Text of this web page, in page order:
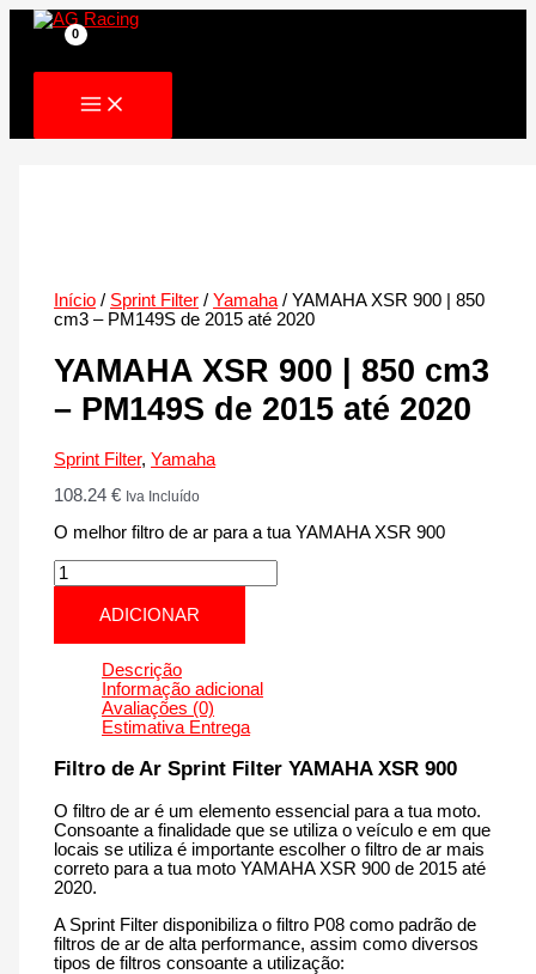
Skip
Início / Sprint Filter /Yamaha/ YAMAHA XSR 900 | 850
cm3 – PM149S de 2015 até 2020
YAMAHA XSR 900 | 850 cm3
– PM149S de 2015 até 2020
Sprint Filter,Yamaha
108.24€ Iva Incluído
O melhor filtro de ar para a tua YAMAHA XSR 900
Quantidade
de
YAMAHA
900
PM149S
de
2015
2020
ADICIONAR
Descrição
Informação adicional
Avaliações (0)
Estimativa Entrega
Filtro de Ar Sprint Filter YAMAHA XSR 900
O filtro de ar é um elemento essencial para a tua moto.
Consoante a finalidade que se utiliza o veículo e em que
locais se utiliza é importante escolher o filtro de ar mais
correto para a tua moto YAMAHA XSR 900 de 2015 até
2020.
A Sprint Filter disponibiliza o filtro P08 como padrão de
filtros de ar de alta performance, assim como diversos
tipos de filtros consoante a utilização: